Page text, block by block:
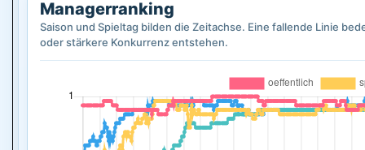
Managerranking
Saison und Spieltag bilden die Zeitachse. Eine fallende Linie
oder stärkere Konkurrenz entstehen.